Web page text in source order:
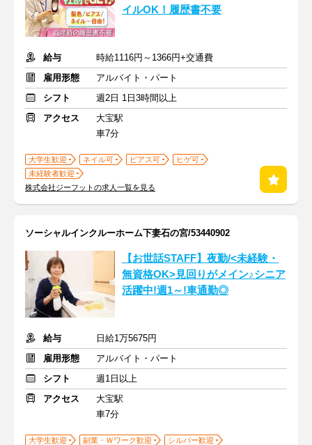
イルOK！履歴書不要
給与
時給1116円～1366円+交通費
雇用形態
アルバイト・パート
シフト
週2日 1日3時間以上
アクセス
大宝駅
車7分
大学生歓迎 ネイル可 ピアス可
ヒゲ可
未経験者歓迎
株式会社ジーフットの求人一覧を見る
ソーシャルインクルーホーム下妻石の宮/53440902
【お世話STAFF】夜勤/<未経験・
無資格OK>見回りがメイン♪シニア
活躍中!週1～!車通勤◎
給与
日給1万5675円
雇用形態
アルバイト・パート
シフト
週1日以上
アクセス
大宝駅
車7分
大学生歓迎 副業・Ｗワーク歓迎
シルバー歓迎